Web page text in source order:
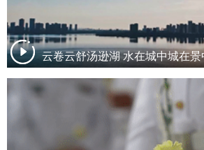
云卷云舒汤逊湖 水在城中城在